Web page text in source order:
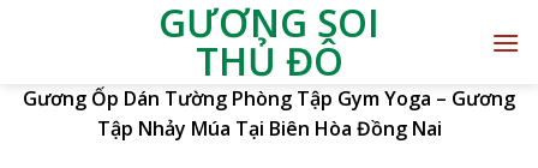
GƯƠNG SOI
THỦ ĐÔ
Gương Ốp Dán Tường Phòng Tập Gym Yoga – Gương
Tập Nhảy Múa Tại Biên Hòa Đồng Nai